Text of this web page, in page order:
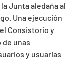
Junta aledaña al
Una ejecución
Consistorio y
unas
y usuarias